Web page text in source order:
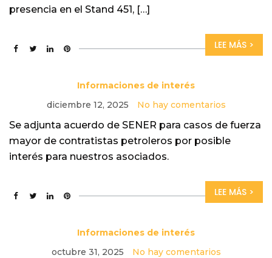
presencia en el Stand 451, […]
LEE MÁS >
Informaciones de interés
diciembre 12, 2025
No hay comentarios
Se adjunta acuerdo de SENER para casos de fuerza
mayor de contratistas petroleros por posible
interés para nuestros asociados.
LEE MÁS >
Informaciones de interés
octubre 31, 2025
No hay comentarios